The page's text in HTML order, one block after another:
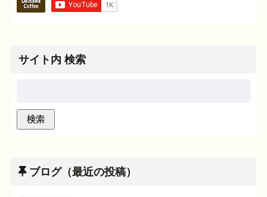
サイト内 検索
ブログ（最近の投稿）